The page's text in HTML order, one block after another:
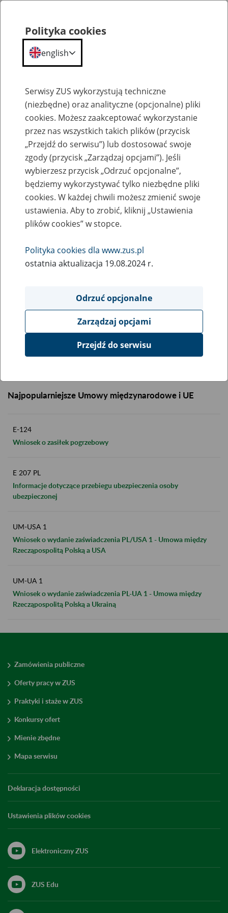
Opinia ZUS N-11C/KANADA (franc)
Opis:
Opinia lekarska (franc)
189 kB
Najpopularniejsze Umowy międzynarodowe i UE
E-124
Wniosek o zasiłek pogrzebowy
E 207 PL
Informacje dotyczące przebiegu ubezpieczenia osoby
ubezpieczonej
UM-USA 1
Wniosek o wydanie zaświadczenia PL/USA 1 - Umowa między
Rzecząpospolitą Polską a USA
UM-UA 1
Wniosek o wydanie zaświadczenia PL-UA 1 - Umowa między
Rzecząpospolitą Polską a Ukrainą
Zamówienia publiczne
Oferty pracy w ZUS
Praktyki i staże w ZUS
Konkursy ofert
Mienie zbędne
Mapa serwisu
Deklaracja dostępności
Ustawienia plików cookies
Elektroniczny ZUS
ZUS Edu
Polityka cookies
english
Serwisy ZUS wykorzystują techniczne
(niezbędne) oraz analityczne (opcjonalne) pliki
cookies. Możesz zaakceptować wykorzystanie
przez nas wszystkich takich plików (przycisk
„Przejdź do serwisu”) lub dostosować swoje
zgody (przycisk „Zarządzaj opcjami”). Jeśli
wybierzesz przycisk „Odrzuć opcjonalne”,
będziemy wykorzystywać tylko niezbędne pliki
cookies. W każdej chwili możesz zmienić swoje
ustawienia. Aby to zrobić, kliknij „Ustawienia
plików cookies” w stopce.
Polityka cookies dla www.zus.pl
ostatnia aktualizacja 19.08.2024 r.
Odrzuć opcjonalne
Zarządzaj opcjami
Przejdź do serwisu